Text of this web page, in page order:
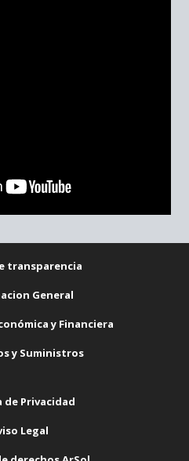
transparencia
General
y Financiera
y Suministros
de Privacidad
Legal